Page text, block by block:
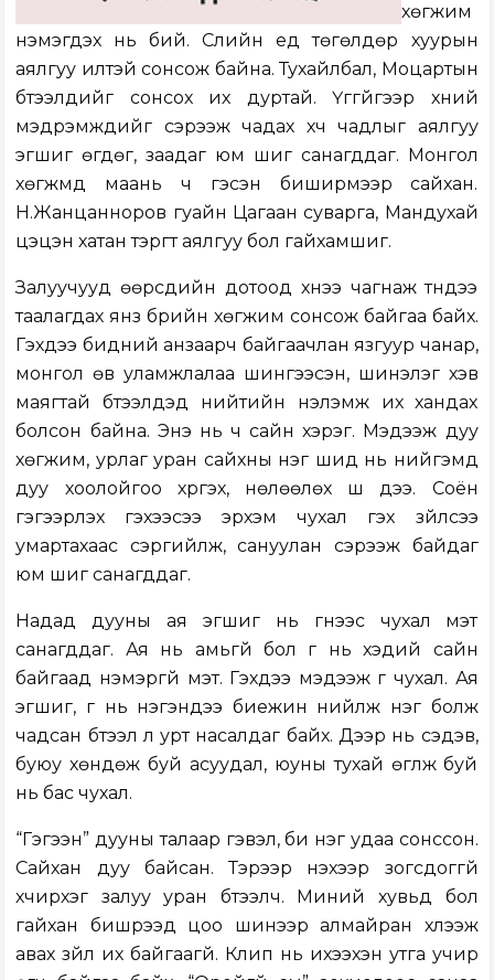
хөгжим
нэмэгдэх нь бий. Сүүлийн үед төгөлдөр хуурын
аялгуу илүүтэй сонсож байна. Тухайлбал, Моцартын
бүтээлүүдийг сонсох их дуртай. Үггүйгээр хүний
мэдрэмжүүдийг сэрээж чадах хүч чадлыг аялгуу
эгшиг өгдөг, заадаг юм шиг санагддаг. Монгол
хөгжмүүд маань ч гэсэн биширмээр сайхан.
Н.Жанцанноров гуайн Цагаан суварга, Мандухай
цэцэн хатан тэргүүт аялгуу бол гайхамшиг.
Залуучууд өөрсдийн дотоод хүнээ чагнаж түүндээ
таалагдах янз бүрийн хөгжим сонсож байгаа байх.
Гэхдээ бидний анзаарч байгаачлан язгуур чанар,
монгол өв уламжлалаа шингээсэн, шинэлэг хэв
маягтай бүтээлүүдэд нийтийн үнэлэмж их хандах
болсон байна. Энэ нь ч сайн хэрэг. Мэдээж дуу
хөгжим, урлаг уран сайхны нэг шид нь нийгэмд
дуу хоолойгоо хүргэх, нөлөөлөх шүү дээ. Соён
гэгээрүүлэх гэхээсээ эрхэм чухал гэх зүйлсээ
умартахаас сэргийлж, сануулан сэрээж байдаг
юм шиг санагддаг.
Надад дууны ая эгшиг нь үгнээс чухал мэт
санагддаг. Ая нь амьгүй бол үг нь хэдий сайн
байгаад нэмэргүй мэт. Гэхдээ мэдээж үг чухал. Ая
эгшиг, үг нь нэгэндээ биежин нийлж нэг болж
чадсан бүтээл л урт насалдаг байх. Дээр нь сэдэв,
буюу хөндөж буй асуудал, юуны тухай өгүүлж буй
нь бас чухал.
“Гэгээн” дууны талаар гэвэл, би нэг удаа сонссон.
Сайхан дуу байсан. Тэрээр үнэхээр зогсдоггүй
хүчирхэг залуу уран бүтээлч. Миний хувьд бол
гайхан бишрээд цоо шинээр алмайран хүлээж
авах зүйл их байгаагүй. Клип нь ихээхэн утга учир